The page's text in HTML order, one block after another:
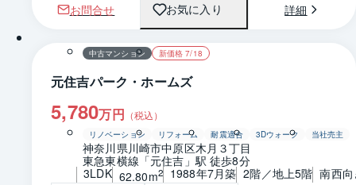
お問合せ お気に入り 詳細
1 / 0 間取り
中古マンション 新価格 7/18
元住吉パーク・ホームズ
5,780万円 （税込）
リノベーション リフォーム 耐震適合 3Dウォーク 当社売主
神奈川県川崎市中原区木月３丁目
東急東横線「元住吉」駅 徒歩8分
3LDK 62.80m2 1988年7月築 2階／地上5階 南西